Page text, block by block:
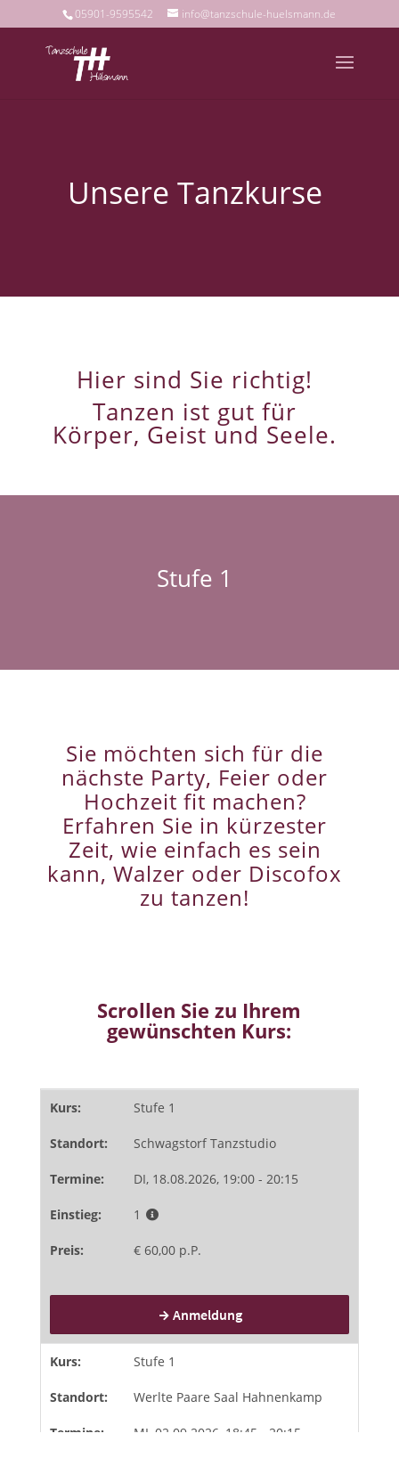
05901-9595542 info@tanzschule-huelsmann.de
Unsere Tanzkurse
Hier sind Sie richtig!
Tanzen ist gut für
Körper, Geist und Seele.
Stufe 1
Sie möchten sich für die
nächste Party, Feier oder
Hochzeit fit machen?
Erfahren Sie in kürzester
Zeit, wie einfach es sein
kann, Walzer oder Discofox
zu tanzen!
Scrollen Sie zu Ihrem
gewünschten Kurs: